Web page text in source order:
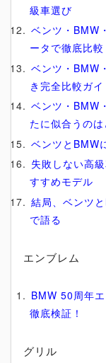
級車選び
ベンツ・BMW
ータで徹底比較
ベンツ・BMW
き完全比較ガイ
ベンツ・BMW
たに似合うのは
ベンツとBMW
失敗しない高
すすめモデル
結局、ベンツ
で語る
エンブレム
BMW 50周年
徹底検証！
グリル